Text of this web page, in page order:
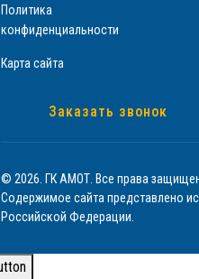
Политика
конфиденциальности
Карта сайта
Заказать звонок
© 2026. ГК АМОТ. Все права
Содержимое сайта представлено
Российской Федерации.